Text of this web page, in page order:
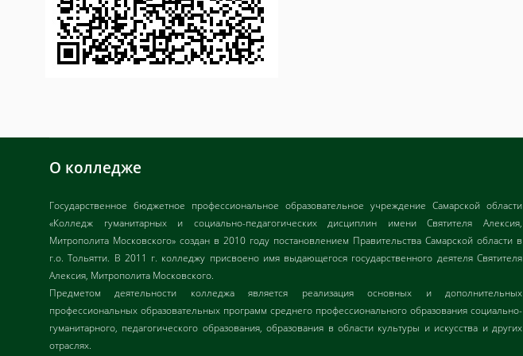
О колледже
Государственное бюджетное профессиональное образовательное учреждение Самарской области
«Колледж гуманитарных и социально-педагогических дисциплин имени Святителя Алексия,
Митрополита Московского» создан в 2010 году постановлением Правительства Самарской области в
г.о. Тольятти. В 2011 г. колледжу присвоено имя выдающегося государственного деятеля Святителя
Алексия, Митрополита Московского.
Предметом деятельности колледжа является реализация основных и дополнительных
профессиональных образовательных программ среднего профессионального образования социально-
гуманитарного, педагогического образования, образования в области культуры и искусства и других
отраслях.